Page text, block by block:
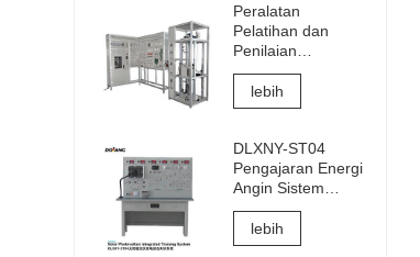
Peralatan
Pelatihan dan
Penilaian
Sambungan Listrik
dan
Commissioning
lebih
DLXNY-ST04
Pengajaran Energi
Angin Sistem
Pelatihan Terpadu
Fotovoltaik Surya
dari peralatan
lebih